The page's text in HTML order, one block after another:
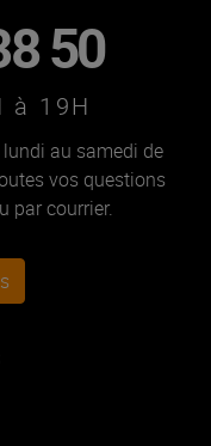
50
à 19H
au samedi de
vos questions
par courrier.